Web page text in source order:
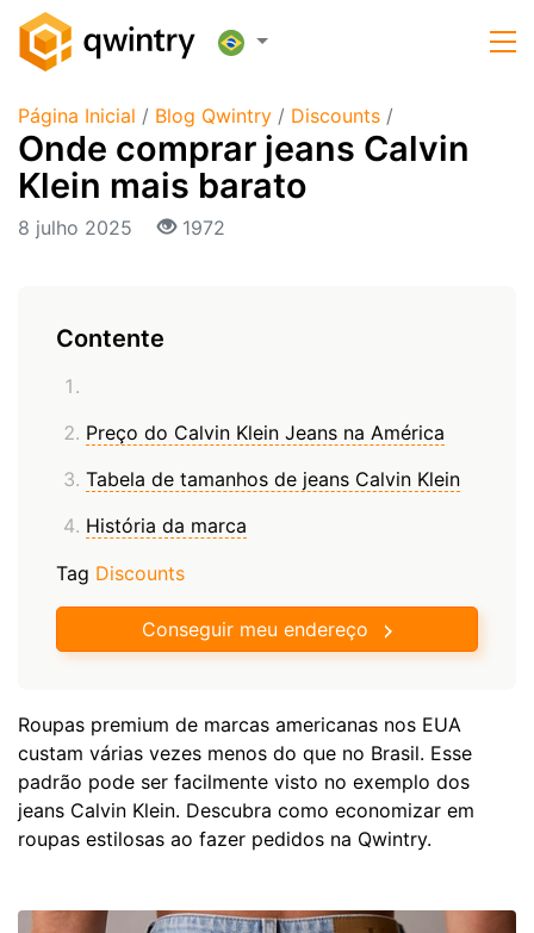
Página Inicial / Blog Qwintry / Discounts /
Onde comprar jeans Calvin
Klein mais barato
8 julho 2025 1972
Contente
Preço do Calvin Klein Jeans na América
Tabela de tamanhos de jeans Calvin Klein
História da marca
Tag Discounts
Conseguir meu endereço
Roupas premium de marcas americanas nos EUA
custam várias vezes menos do que no Brasil. Esse
padrão pode ser facilmente visto no exemplo dos
jeans Calvin Klein. Descubra como economizar em
roupas estilosas ao fazer pedidos na Qwintry.